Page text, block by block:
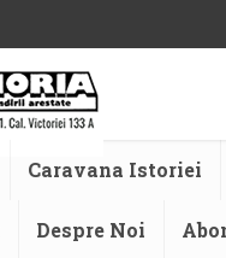
Caravana Istoriei
Despre Noi